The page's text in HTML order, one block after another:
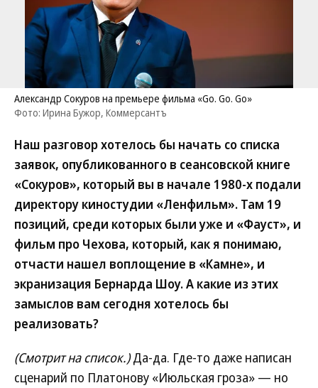
Александр Сокуров на премьере фильма «Go. Go. Go»
Фото: Ирина Бужор, Коммерсантъ
Наш разговор хотелось бы начать со списка
заявок, опубликованного в сеансовской книге
«Сокуров», который вы в начале 1980-х подали
директору киностудии «Ленфильм». Там 19
позиций, среди которых были уже и «Фауст», и
фильм про Чехова, который, как я понимаю,
отчасти нашел воплощение в «Камне», и
экранизация Бернарда Шоу. А какие из этих
замыслов вам сегодня хотелось бы
реализовать?
(Смотрит на список.)Да-да. Где-то даже написан
сценарий по Платонову «Июльская гроза» — но